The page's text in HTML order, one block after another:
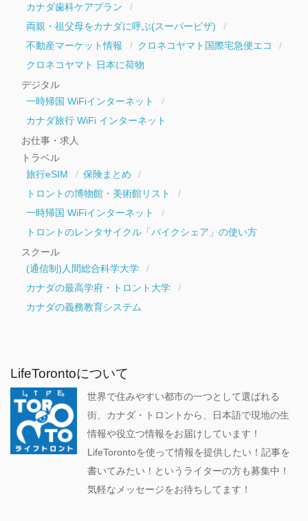
カナダ歯科ケアプラン
両親・祖父母をカナダに呼ぶ(スーパービザ)
不動産マーケット情報
クロネコヤマト国際宅急便エコ
クロネコヤマト 日本に荷物
デジタル
一時帰国 WiFiインターネット
カナダ旅行 WiFi インターネット
お仕事・求人
トラベル
旅行eSIM
保険まとめ
トロントの博物館・美術館リスト
一時帰国 WiFiインターネット
トロントのレンタサイクル「バイクシェア」の使い方
スクール
(通信制)人間総合科学大学
カナダの最高学府・トロント大学
カナダの義務教育システム
LifeTorontoについて
世界で住みやすい都市の一つとして選ばれる
街、カナダ・トロントから、日本語で現地の生
情報や役立つ情報をお届けしています！
LifeTorontoを使って情報を提供したい！記事を
書いてみたい！というライターの方も募集中！
気軽なメッセージをお待ちしてます！